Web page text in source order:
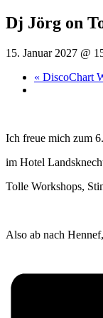
Dj Jörg on
15. Januar 2027 @
« DiscoChart
Ich freue mich zum
im Hotel
Tolle Workshops,
Also ab nach